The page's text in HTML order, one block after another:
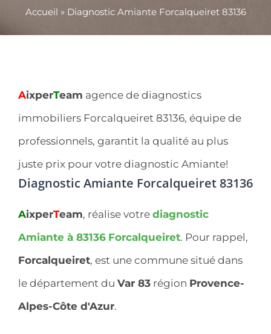
Accueil » Diagnostic Amiante Forcalqueiret 83136
AixperTeam agence de diagnostics
immobiliers Forcalqueiret 83136, équipe de
professionnels, garantit la qualité au plus
juste prix pour votre diagnostic Amiante!
Diagnostic Amiante Forcalqueiret 83136
AixperTeam, réalise votre diagnostic
Amiante à 83136 Forcalqueiret. Pour rappel,
Forcalqueiret, est une commune situé dans
le département du Var 83 région Provence-
Alpes-Côte d'Azur.